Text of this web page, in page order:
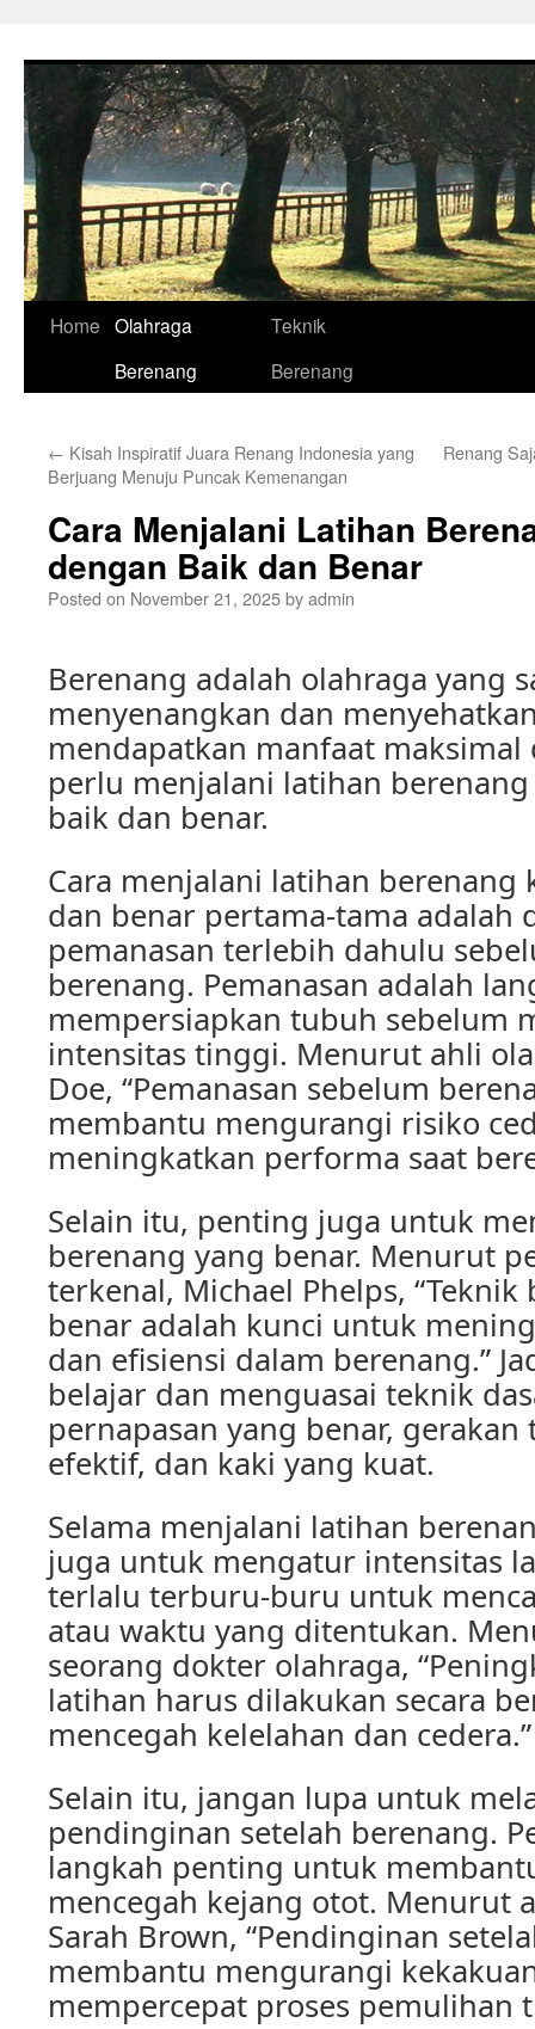
Home Olahraga
Berenang
Teknik
Berenang
← Kisah Inspiratif Juara Renang Indonesia yang
Berjuang Menuju Puncak Kemenangan
Renang
Cara Menjalani Latihan
dengan Baik dan Benar
Posted on November 21, 2025byadmin
Berenang adalah olahraga yang
menyenangkan dan
mendapatkan manfaat
perlu menjalani latihan
baik dan benar.
Cara menjalani latihan berenang
dan benar pertama-tama adalah
pemanasan terlebih dahulu
berenang. Pemanasan adalah
mempersiapkan tubuh sebelum
intensitas tinggi. Menurut ahli
Doe, “Pemanasan sebelum
membantu mengurangi risiko
meningkatkan performa saat
Selain itu, penting juga untuk
berenang yang benar. Menurut
terkenal, Michael Phelps,
benar adalah kunci untuk
dan efisiensi dalam berenang.”
belajar dan menguasai teknik
pernapasan yang benar, gerakan
efektif, dan kaki yang kuat.
Selama menjalani latihan
juga untuk mengatur intensitas
terlalu terburu-buru untuk
atau waktu yang ditentukan.
seorang dokter olahraga,
latihan harus dilakukan secara
mencegah kelelahan dan cedera.”
Selain itu, jangan lupa untuk
pendinginan setelah berenang.
langkah penting untuk
mencegah kejang otot. Menurut
Sarah Brown, “Pendinginan
membantu mengurangi
mempercepat proses pemulihan